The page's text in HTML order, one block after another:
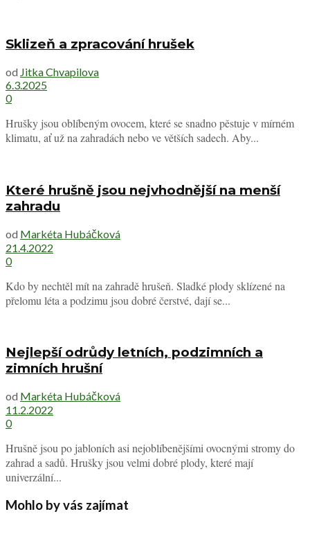
Sklizeň a zpracování hrušek
od Jitka Chvapilova
6.3.2025
0
Hrušky jsou oblíbeným ovocem, které se snadno pěstuje v mírném
klimatu, ať už na zahradách nebo ve větších sadech. Aby...
Které hrušně jsou nejvhodnější na menší
zahradu
od Markéta Hubáčková
21.4.2022
0
Kdo by nechtěl mít na zahradě hrušeň. Sladké plody sklízené na
přelomu léta a podzimu jsou dobré čerstvé, dají se...
Nejlepší odrůdy letních, podzimních a
zimních hrušní
od Markéta Hubáčková
11.2.2022
0
Hrušně jsou po jabloních asi nejoblíbenějšími ovocnými stromy do
zahrad a sadů. Hrušky jsou velmi dobré plody, které mají
univerzální...
Mohlo by vás zajímat